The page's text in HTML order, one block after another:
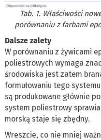
Tab. 1. Właściwości
porównaniu z farbami
Dalsze zalety
W porównaniu z żywicami
poliestrowych wymaga
środowiska jest zatem
formułowaniu tego
są produkowane głównie
system poliestrowy
morską staje się zbędny.
Wreszcie, co nie mniej